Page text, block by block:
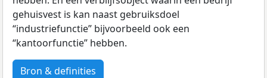
gehuisvest is kan naast gebruiksdoel
“industriefunctie” bijvoorbeeld ook een
“kantoorfunctie” hebben.
Bron & definities